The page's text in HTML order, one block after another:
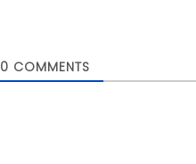
0 COMMENTS